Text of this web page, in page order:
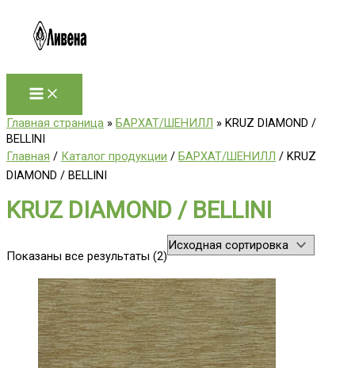
содержимому
Главная страница » БАРХАТ/ШЕНИЛЛ » KRUZ DIAMOND /
BELLINI
Главная / Каталог продукции / БАРХАТ/ШЕНИЛЛ / KRUZ
DIAMOND / BELLINI
KRUZ DIAMOND / BELLINI
Показаны все результаты (2)